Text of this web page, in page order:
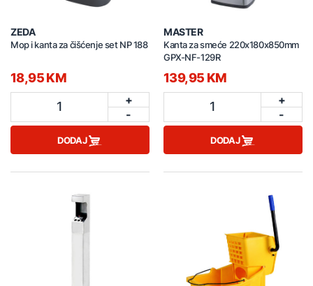
ZEDA
Mop i kanta za čišćenje set NP 188
18,95 KM
1
+
-
DODAJ
MASTER
Kanta za smeće 220x180x850mm
GPX-NF-129R
139,95 KM
1
+
-
DODAJ